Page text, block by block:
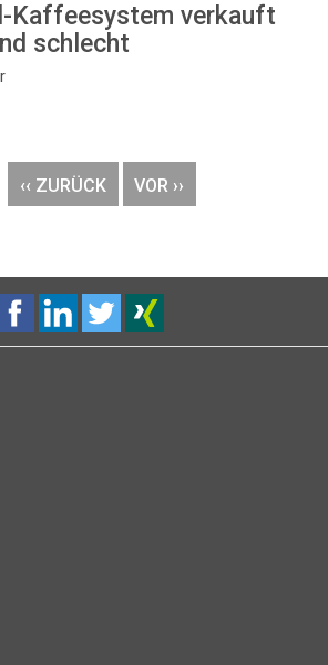
Kaffeesystem verkauft
schlecht
VORHERIGE
SEITE
‹‹ ZURÜCK
NÄCHSTE
SEITE
VOR ››